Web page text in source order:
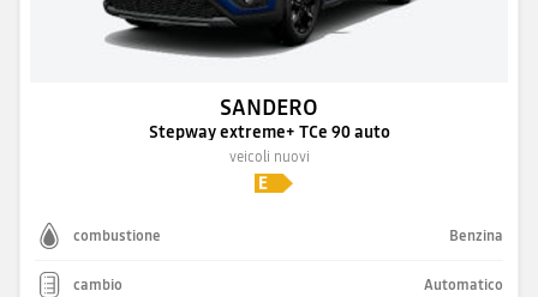
SANDERO
Stepway extreme+ TCe 90 auto
veicoli nuovi
combustione Benzina
cambio Automatico